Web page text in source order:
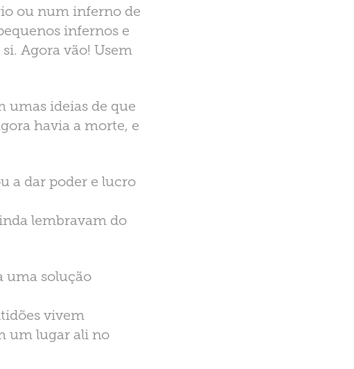
ou num inferno de
infernos e
Agora vão! Usem
umas ideias de que
havia a morte, e
a dar poder e lucro
lembravam do
uma solução
vivem
um lugar ali no